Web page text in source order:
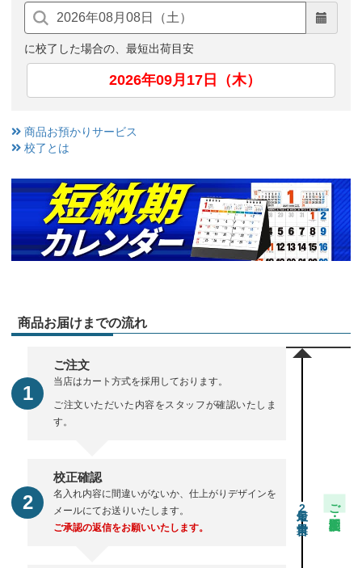
に校了した場合の、最短出荷目安
2026年09月17日（木）
商品お預かりサービス
校了とは
商品お届けまでの流れ
ご注文
当店はカート方式を採用しております。
ご注文いただいた内容をスタッフが確認いたしま
す。
校正確認
名入れ内容に間違いがないか、仕上がりデザインを
メールにてお送りいたします。
ご承認の返信をお願いいたします。
2 ご注文・校正期間